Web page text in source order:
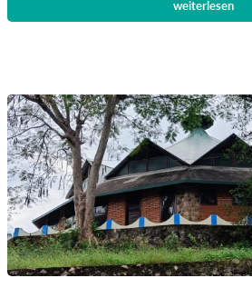
weiterlesen